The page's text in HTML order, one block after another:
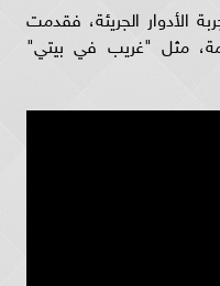
الجريئة، فقدمت
مثل "غريب في بيتي"